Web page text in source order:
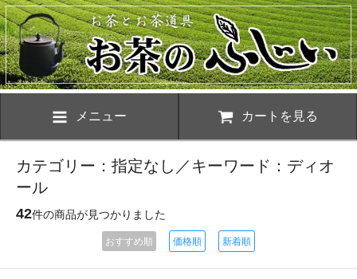
メニュー カートを見る
カテゴリー：指定なし／キーワード：ディオ
ール
42件の商品が見つかりました
おすすめ順 価格順 新着順